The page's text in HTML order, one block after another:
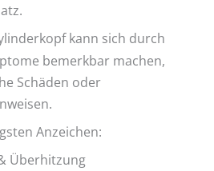
kann sich durch
bemerkbar machen,
Schäden oder
Anzeichen:
Überhitzung